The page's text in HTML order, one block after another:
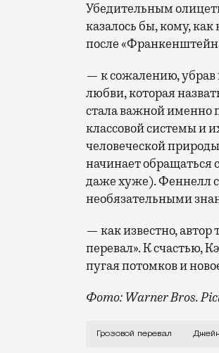
Убедительным
казалось бы, кому,
после
— к сожалению, убрав
любви, которая
стала важной именно
классовой системы и
человеческой
начинает обращаться
даже хуже). Феннелл
необязательными
— как известно,
перевал». К счастью,
пугая потомков и
Фото: Warner Bros.
Когда в конце 1847
Грозовой перевал